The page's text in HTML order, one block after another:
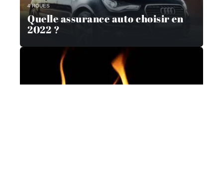
4 ROUES
Quelle assurance auto choisir en
2022 ?